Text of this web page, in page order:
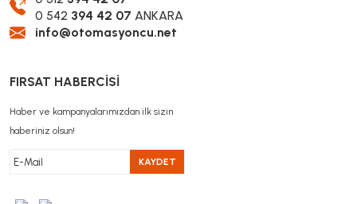
0 542 394 42 07 ANKARA
info@otomasyoncu.net
FIRSAT HABERCİSİ
Haber ve kampanyalarımızdan ilk sizin
haberiniz olsun!
KAYDET